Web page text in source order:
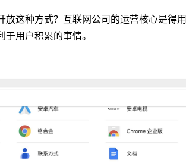
这种方式？互联网公司的运营核心是得
用户积累的事情。